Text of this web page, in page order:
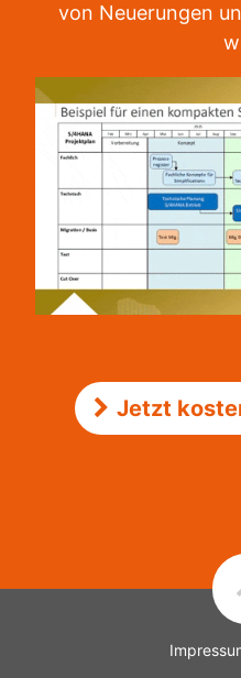
von Neuerungen
Jetzt